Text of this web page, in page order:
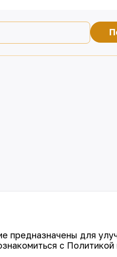
предназначены для
с Политикой